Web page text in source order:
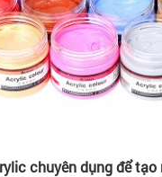
chuyên dụng để tạo